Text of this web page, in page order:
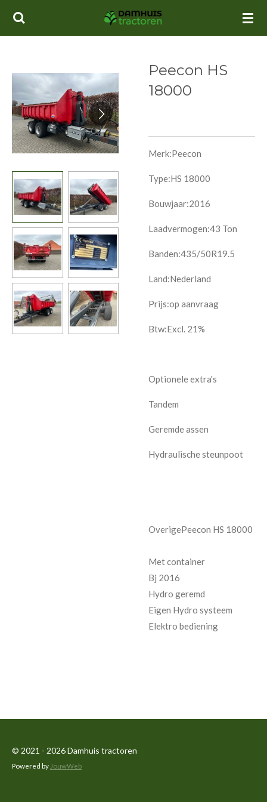
Ga
hoofdinhoud
Peecon HS
18000
Merk:Peecon
Type:HS 18000
Bouwjaar:2016
Laadvermogen:43 Ton
Banden:435/50R19.5
Land:Nederland
Prijs:op aanvraag
Btw:Excl. 21%
Optionele extra's
Tandem
Geremde assen
Hydraulische steunpoot
OverigePeecon HS 18000
Met container
Bj 2016
Hydro geremd
Eigen Hydro systeem
Elektro bediening
© 2021 - 2026 Damhuis tractoren
Powered by JouwWeb